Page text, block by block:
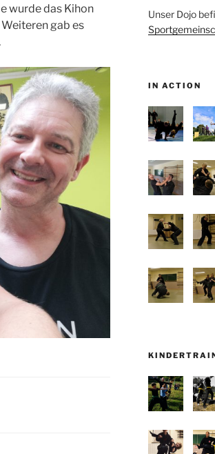
wurde das Kihon
gab es
Unser Dojo
IN ACTION